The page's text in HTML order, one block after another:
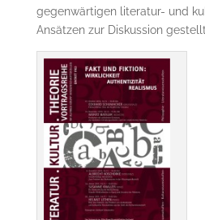
gegenwärtigen literatur- und
Ansätzen zur Diskussion